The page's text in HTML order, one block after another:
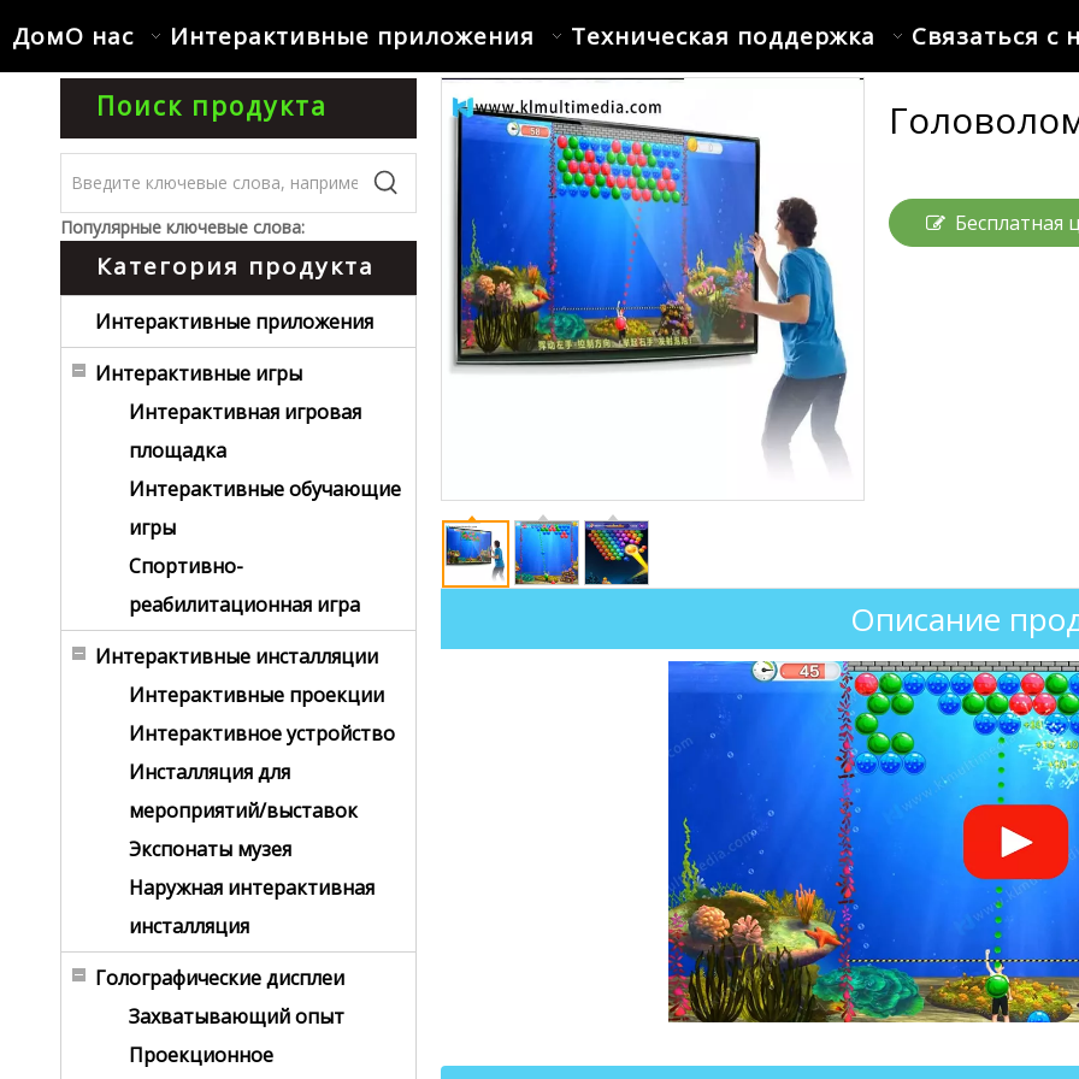
ДомО нас Интерактивные приложения Техническая поддержка Связаться с
Поиск продукта
Популярные ключевые слова:
Категория продукта
Интерактивные приложения
Интерактивные игры
Интерактивная игровая
площадка
Интерактивные обучающие
игры
Спортивно-
реабилитационная игра
Интерактивные инсталляции
Интерактивные проекции
Интерактивное устройство
Инсталляция для
мероприятий/выставок
Экспонаты музея
Наружная интерактивная
инсталляция
Голографические дисплеи
Захватывающий опыт
Проекционное
Бесплатная
Описание